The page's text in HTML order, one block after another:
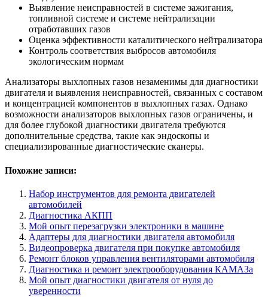
Выявление неисправностей в системе зажигания,
топливной системе и системе нейтрализации
отработавших газов
Оценка эффективности каталитического нейтрализатора
Контроль соответствия выбросов автомобиля
экологическим нормам
Анализаторы выхлопных газов незаменимы для диагностики
двигателя и выявления неисправностей, связанных с составом
и концентрацией компонентов в выхлопных газах. Однако
возможности анализаторов выхлопных газов ограничены, и
для более глубокой диагностики двигателя требуются
дополнительные средства, такие как эндоскопы и
специализированные диагностические сканеры.
Похожие записи:
Набор инструментов для ремонта двигателей
автомобилей
Диагностика АКПП
Мой опыт перезагрузки электроники в машине
Адаптеры для диагностики двигателя автомобиля
Видеопроверка двигателя при покупке автомобиля
Ремонт блоков управления вентиляторами автомобиля
Диагностика и ремонт электрооборудования КАМАЗа
Мой опыт диагностики двигателя от нуля до
уверенности